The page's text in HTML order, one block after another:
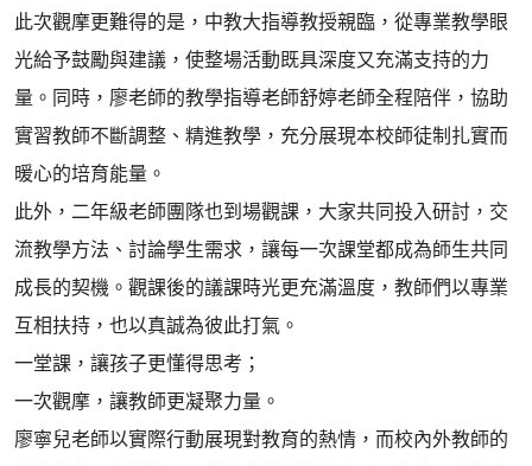
此次觀摩更難得的是，中教大指導教授親臨，從專業教學眼
光給予鼓勵與建議，使整場活動既具深度又充滿支持的力
量。同時，廖老師的教學指導老師舒婷老師全程陪伴，協助
實習教師不斷調整、精進教學，充分展現本校師徒制扎實而
暖心的培育能量。
此外，二年級老師團隊也到場觀課，大家共同投入研討，交
流教學方法、討論學生需求，讓每一次課堂都成為師生共同
成長的契機。觀課後的議課時光更充滿溫度，教師們以專業
互相扶持，也以真誠為彼此打氣。
一堂課，讓孩子更懂得思考；
一次觀摩，讓教師更凝聚力量。
廖寧兒老師以實際行動展現對教育的熱情，而校內外教師的